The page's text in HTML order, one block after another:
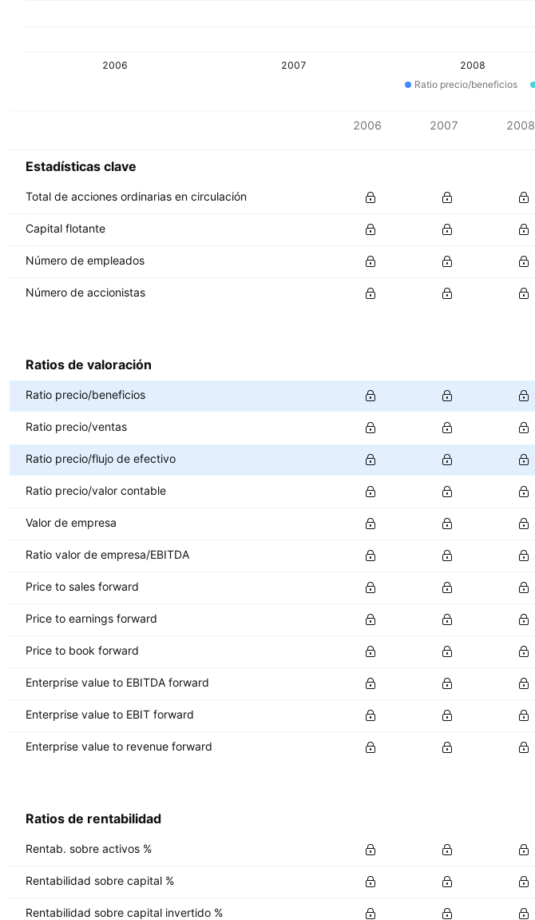
2006 2007 2008
Ratio precio/beneficios
2006 2007 2008
Estadísticas clave
Total de acciones ordinarias en circulación
Capital flotante
Número de empleados
Número de accionistas
Ratios de valoración
Ratio precio/beneficios
Ratio precio/ventas
Ratio precio/flujo de efectivo
Ratio precio/valor contable
Valor de empresa
Ratio valor de empresa/EBITDA
Price to sales forward
Price to earnings forward
Price to book forward
Enterprise value to EBITDA forward
Enterprise value to EBIT forward
Enterprise value to revenue forward
Ratios de rentabilidad
Rentab. sobre activos %
Rentabilidad sobre capital %
Rentabilidad sobre capital invertido %